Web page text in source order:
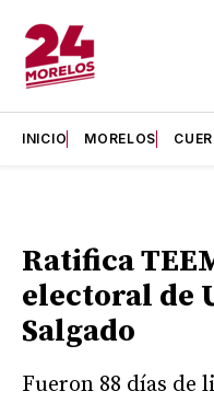
INICIO MORELOS
Ratifica
electoral de
Salgado
Fueron 88 días de